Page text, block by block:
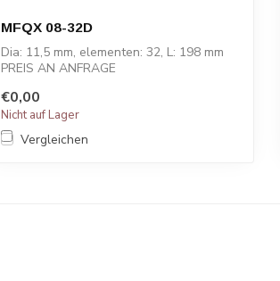
MFQX 08-32D
Dia: 11,5 mm, elementen: 32, L: 198 mm
PREIS AN ANFRAGE
€0,00
Nicht auf Lager
Vergleichen